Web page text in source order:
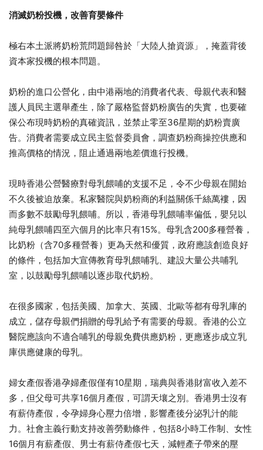
消滅奶粉投機，改善育嬰條件
極右本土派將奶粉荒問題歸咎於「大陸人搶資源」，掩蓋背後
資本家投機的根本問題。
奶粉的進口公營化，由中港兩地的消費者代表、母親代表和醫
護人員民主選舉產生，除了嚴格監督奶粉廣告的失實，也要確
保公布現時奶粉的真確資訊，並禁止零至36星期的奶粉賣廣
告。消費者需要成立民主監督委員會，調查奶粉商操控供應和
推高價格的情況，阻止通過兩地差價進行投機。
現時香港公營醫療對母乳餵哺的支援不足，令不少母親在開始
不久後被迫放棄。私家醫院與奶粉商的利益關係千絲萬褸，因
而多數不鼓勵母乳餵哺。所以，香港母乳餵哺率偏低，嬰兒以
純母乳餵哺四至六個月的比率只有15%。母乳含200多種營養，
比奶粉（含70多種營養）更為天然和優質，政府應該創造良好
的條件，包括加大宣傳教育母乳餵哺乳、建設大量公共哺乳
室，以鼓勵母乳餵哺以逐步取代奶粉。
在很多國家，包括美國、加拿大、英國、北歐等都有母乳庫的
成立，儲存母親們捐贈的母乳給予有需要的母親。香港的公立
醫院應該向不適合哺乳的母親免費供應奶粉，更應逐步成立乳
庫供應健康的母乳。
婦女產假香港孕婦產假僅有10星期，瑞典與香港財富收入差不
多，但父母可共享16個月產假，可謂天壤之別。香港男士沒有
有薪侍產假，令孕婦身心壓力倍增，影響產後分泌乳汁的能
力。社會主義行動支持改善勞動條件，包括8小時工作制、女性
16個月有薪產假、男士有薪侍產假七天，減輕產子帶來的壓